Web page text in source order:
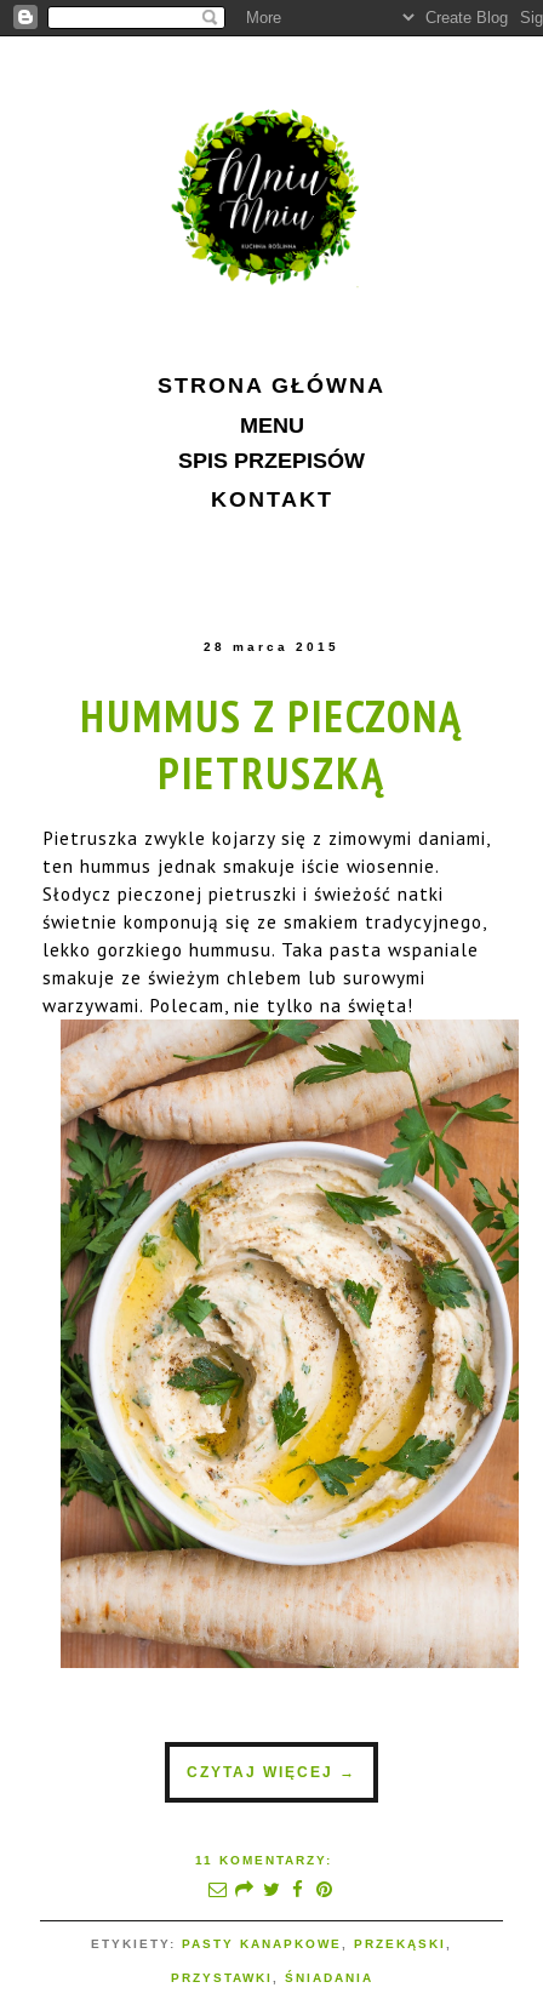
STRONA GŁÓWNA
MENU
SPIS PRZEPISÓW
KONTAKT
28 marca 2015
HUMMUS Z PIECZONĄ
PIETRUSZKĄ
Pietruszka zwykle kojarzy się z zimowymi daniami,
ten hummus jednak smakuje iście wiosennie.
Słodycz pieczonej pietruszki i świeżość natki
świetnie komponują się ze smakiem tradycyjnego,
lekko gorzkiego hummusu. Taka pasta wspaniale
smakuje ze świeżym chlebem lub surowymi
warzywami. Polecam, nie tylko na święta!
CZYTAJ WIĘCEJ →
11 KOMENTARZY:
ETYKIETY: PASTY KANAPKOWE PRZEKĄSKI
PRZYSTAWKI ŚNIADANIA